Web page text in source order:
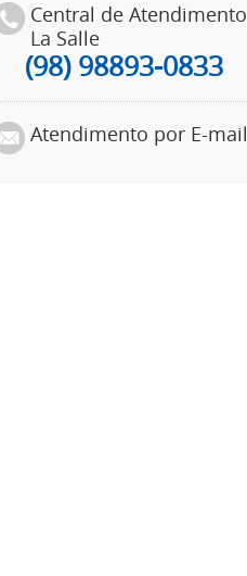
Central de Atendimento
La Salle
(98) 98893-0833
Atendimento por E-mail